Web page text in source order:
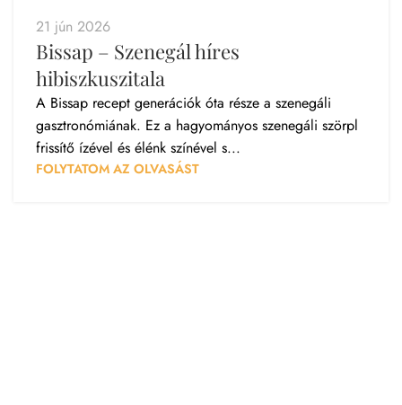
21 jún 2026
Bissap – Szenegál híres
hibiszkuszitala
A Bissap recept generációk óta része a szenegáli
gasztronómiának. Ez a hagyományos szenegáli szörpl
frissítő ízével és élénk színével s...
FOLYTATOM AZ OLVASÁST